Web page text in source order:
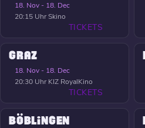
18. Nov - 18. Dec
20:15 UhrSkino
TICKETS
GRAZ
18. Nov - 18. Dec
20:30 Uhr KIZ RoyalKino
TICKETS
BÖBLINGEN